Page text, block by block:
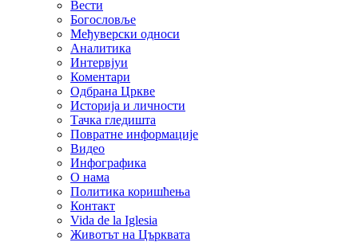
Вести
Богословље
Међуверски односи
Аналитика
Интервјуи
Коментари
Одбрана Цркве
Историја и личности
Тачка гледишта
Повратне информације
Видео
Инфографика
О нама
Политика коришћења
Контакт
Vida de la Iglesia
Животът на Църквата